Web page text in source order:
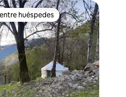
huéspedes preferido
huéspedes